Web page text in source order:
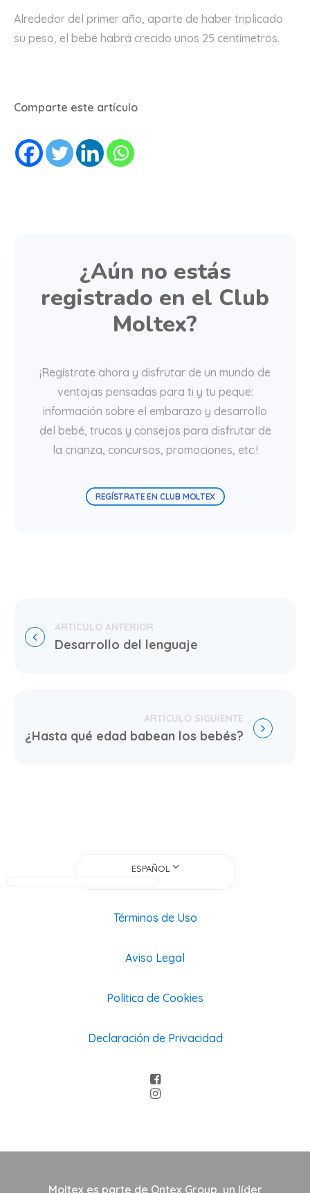
Alrededor del primer año, aparte de haber triplicado
su peso, el bebé habrá crecido unos 25 centímetros.
Comparte este artículo
¿Aún no estás
registrado en el Club
Moltex?
¡Regístrate ahora y disfrutar de un mundo de
ventajas pensadas para ti y tu peque:
información sobre el embarazo y desarrollo
del bebé, trucos y consejos para disfrutar de
la crianza, concursos, promociones, etc.!
REGÍSTRATE EN CLUB MOLTEX
Desarrollo del lenguaje
¿Hasta qué edad babean los bebés?
ESPAÑOL
Términos de Uso
Aviso Legal
Política de Cookies
Declaración de Privacidad
Moltex es parte de Ontex Group, un líder